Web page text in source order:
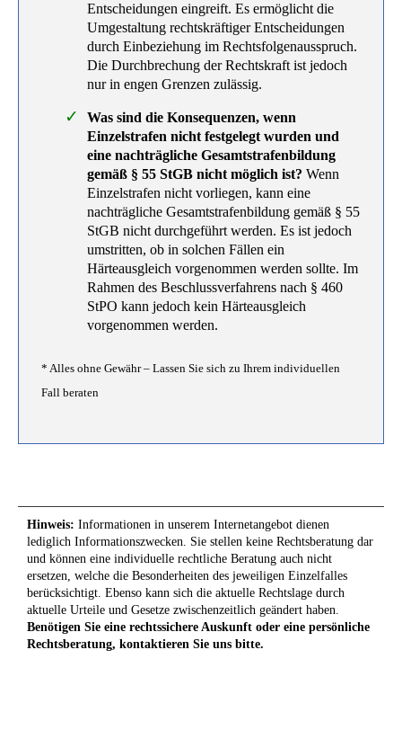
Entscheidungen eingreift. Es ermöglicht die
Umgestaltung rechtskräftiger Entscheidungen
durch Einbeziehung im Rechtsfolgenausspruch.
Die Durchbrechung der Rechtskraft ist jedoch
nur in engen Grenzen zulässig.
Was sind die Konsequenzen, wenn
Einzelstrafen nicht festgelegt wurden und
eine nachträgliche Gesamtstrafenbildung
gemäß § 55 StGB nicht möglich ist? Wenn
Einzelstrafen nicht vorliegen, kann eine
nachträgliche Gesamtstrafenbildung gemäß § 55
StGB nicht durchgeführt werden. Es ist jedoch
umstritten, ob in solchen Fällen ein
Härteausgleich vorgenommen werden sollte. Im
Rahmen des Beschlussverfahrens nach § 460
StPO kann jedoch kein Härteausgleich
vorgenommen werden.
* Alles ohne Gewähr – Lassen Sie sich zu Ihrem individuellen
Fall beraten
Hinweis: Informationen in unserem Internetangebot dienen
lediglich Informationszwecken. Sie stellen keine Rechtsberatung dar
und können eine individuelle rechtliche Beratung auch nicht
ersetzen, welche die Besonderheiten des jeweiligen Einzelfalles
berücksichtigt. Ebenso kann sich die aktuelle Rechtslage durch
aktuelle Urteile und Gesetze zwischenzeitlich geändert haben.
Benötigen Sie eine rechtssichere Auskunft oder eine persönliche
Rechtsberatung, kontaktieren Sie uns bitte.